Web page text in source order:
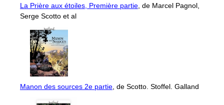
La Prière aux étoiles, Première partie, de Marcel Pagnol,
Serge Scotto et al
Manon des sources 2e partie, de Scotto. Stoffel. Galland